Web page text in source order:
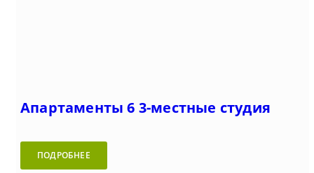
Апартаменты 6 3-местные студия
ПОДРОБНЕЕ